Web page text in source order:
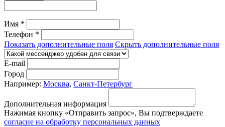
Имя *
Телефон *
Показать дополнительные поля Скрыть дополнительные поля
E-mail
Город
Например: Москва, Санкт-Петербург
Дополнительная информация
Нажимая кнопку «Отправить запрос», Вы подтверждаете
согласие на обработку персональных данных